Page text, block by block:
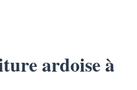
ardoise à